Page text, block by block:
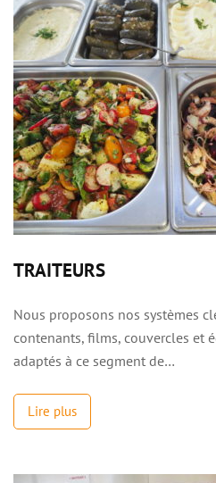
TRAITEURS
Nous proposons nos systèmes
contenants, films, couvercles et
adaptés à ce segment de…
Lire plus